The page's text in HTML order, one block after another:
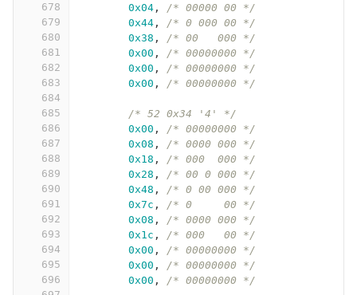
678
679
680
681
682
683
684
685
686
687
688
689
690
691
692
693
694
695
696
0x04 ,
/* 00000 00 */
0x44 ,
/* 0 000 00 */
0x38 ,
/* 00   000 */
0x00 ,
/* 00000000 */
0x00 ,
/* 00000000 */
0x00 , /* 00000000 */
/* 52 0x34 '4' */
0x00 ,
/* 00000000 */
0x08 ,
/* 0000 000 */
0x18 ,
/* 000  000 */
0x28 ,
/* 00 0 000 */
0x48 ,
/* 0 00 000 */
0x7c ,
/* 0     00 */
0x08 ,
/* 0000 000 */
0x1c ,
/* 000   00 */
0x00 ,
/* 00000000 */
0x00 ,
/* 00000000 */
0x00 , /* 00000000 */